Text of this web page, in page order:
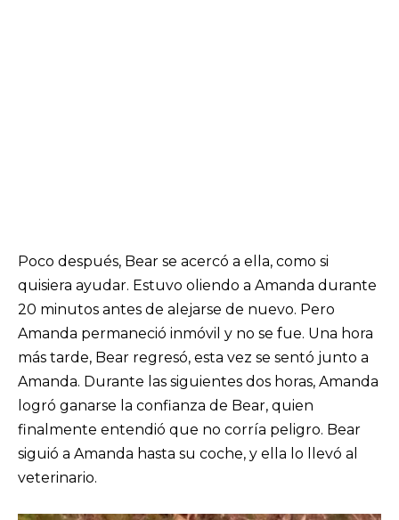
Poco después, Bear se acercó a ella, como si
quisiera ayudar. Estuvo oliendo a Amanda durante
20 minutos antes de alejarse de nuevo. Pero
Amanda permaneció inmóvil y no se fue. Una hora
más tarde, Bear regresó, esta vez se sentó junto a
Amanda. Durante las siguientes dos horas, Amanda
logró ganarse la confianza de Bear, quien
finalmente entendió que no corría peligro. Bear
siguió a Amanda hasta su coche, y ella lo llevó al
veterinario.